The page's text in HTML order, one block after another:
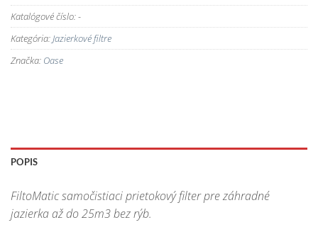
Katalógové číslo:-
Kategória:Jazierkové filtre
Značka: Oase
POPIS
FiltoMatic samočistiaci prietokový filter pre záhradné
jazierka až do 25m3 bez rýb.